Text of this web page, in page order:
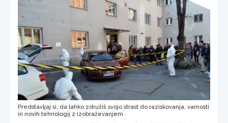
Predstavljaj si, da lahko združiš svojo strast do raziskovanja, varnosti
in novih tehnologij z izobraževanjem